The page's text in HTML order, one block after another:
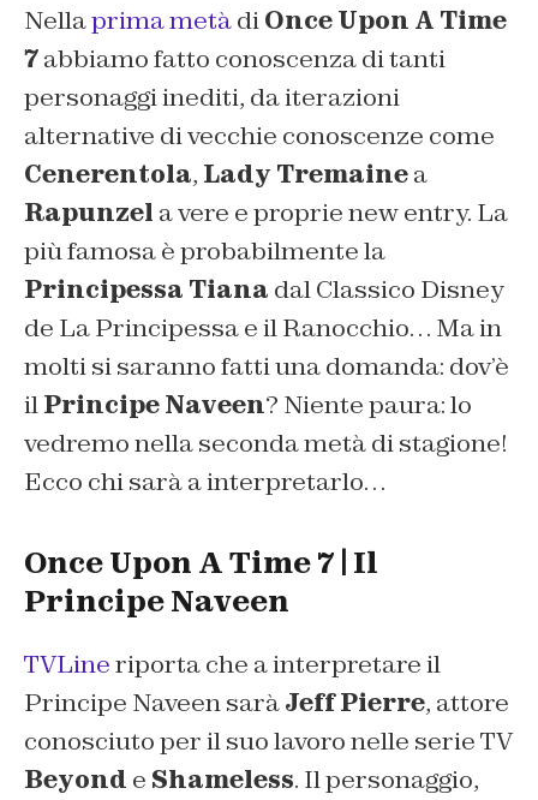
Nellaprima metàdiOnce Upon A Time
7abbiamo fatto conoscenza di tanti
personaggi inediti, da iterazioni
alternative di vecchie conoscenze come
Cenerentola, Lady Tremainea
Rapunzel a vere e proprie new entry. La
più famosa è probabilmente la
Principessa Tiana dal Classico Disney
de La Principessa e il Ranocchio… Ma in
molti si saranno fatti una domanda: dov’è
ilPrincipe Naveen? Niente paura: lo
vedremo nella seconda metà di stagione!
Ecco chi sarà a interpretarlo…
Once Upon A Time 7 | Il
Principe Naveen
TVLineriporta che a interpretare il
Principe Naveen saràJeff Pierre, attore
conosciuto per il suo lavoro nelle serie TV
Beyond e Shameless. Il personaggio,